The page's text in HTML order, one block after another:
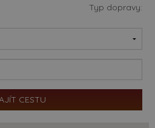
Typ dopravy: